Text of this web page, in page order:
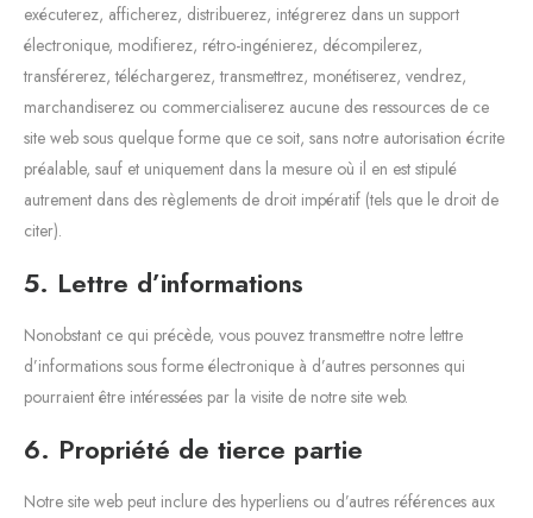
exécuterez, afficherez, distribuerez, intégrerez dans un support
électronique, modifierez, rétro-ingénierez, décompilerez,
transférerez, téléchargerez, transmettrez, monétiserez, vendrez,
marchandiserez ou commercialiserez aucune des ressources de ce
site web sous quelque forme que ce soit, sans notre autorisation écrite
préalable, sauf et uniquement dans la mesure où il en est stipulé
autrement dans des règlements de droit impératif (tels que le droit de
citer).
5. Lettre d’informations
Nonobstant ce qui précède, vous pouvez transmettre notre lettre
d’informations sous forme électronique à d’autres personnes qui
pourraient être intéressées par la visite de notre site web.
6. Propriété de tierce partie
Notre site web peut inclure des hyperliens ou d’autres références aux